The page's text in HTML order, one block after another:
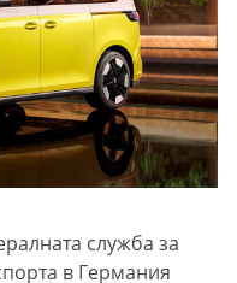
служба за
в Германия